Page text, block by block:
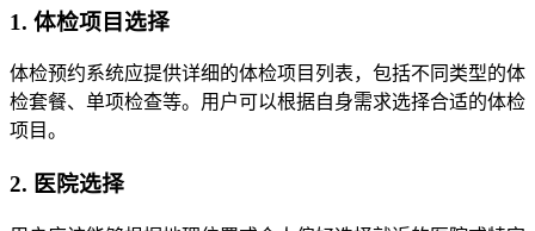
1. 体检项目选择
体检预约系统应提供详细的体检项目列表，包括不同类型的体
检套餐、单项检查等。用户可以根据自身需求选择合适的体检
项目。
2. 医院选择